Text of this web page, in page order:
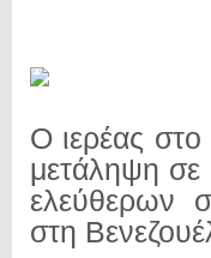
Ο ιερέας στο
μετάληψη σε
ελεύθερων
στη